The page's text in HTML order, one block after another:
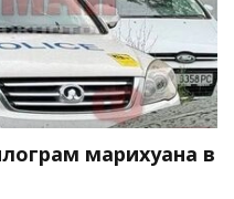
марихуана в